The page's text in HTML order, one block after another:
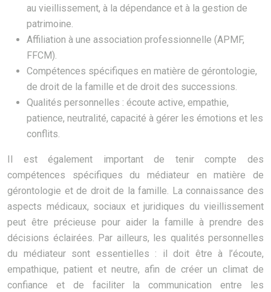
au vieillissement, à la dépendance et à la gestion de
patrimoine.
Affiliation à une association professionnelle (APMF,
FFCM).
Compétences spécifiques en matière de gérontologie,
de droit de la famille et de droit des successions.
Qualités personnelles : écoute active, empathie,
patience, neutralité, capacité à gérer les émotions et les
conflits.
Il est également important de tenir compte des
compétences spécifiques du médiateur en matière de
gérontologie et de droit de la famille. La connaissance des
aspects médicaux, sociaux et juridiques du vieillissement
peut être précieuse pour aider la famille à prendre des
décisions éclairées. Par ailleurs, les qualités personnelles
du médiateur sont essentielles : il doit être à l’écoute,
empathique, patient et neutre, afin de créer un climat de
confiance et de faciliter la communication entre les